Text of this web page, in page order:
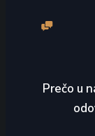
Prečo u